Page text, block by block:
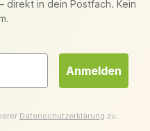
direkt in dein Postfach. Kein
Anmelden
Datenschutzerklärung zu.